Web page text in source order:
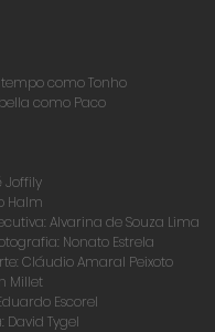
como Tonho
como Paco
Joffily
Halm
Alvarina de Souza Lima
Nonato Estrela
Cláudio Amaral Peixoto
Millet
Escorel
David Tygel